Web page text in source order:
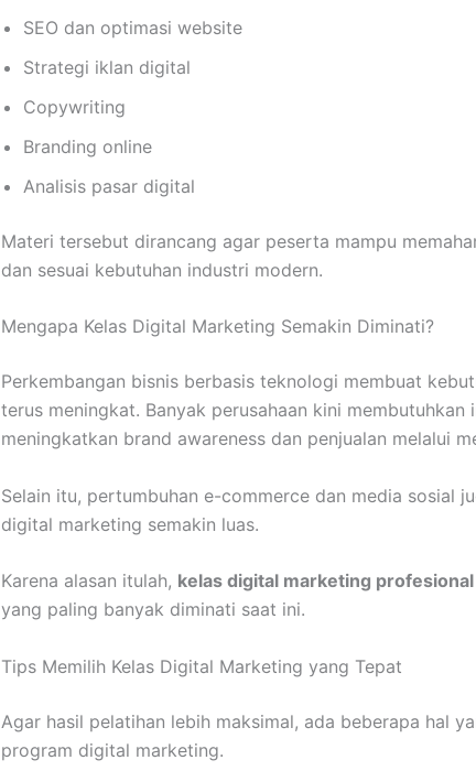
SEO dan optimasi website
Strategi iklan digital
Copywriting
Branding online
Analisis pasar digital
Materi tersebut dirancang agar peserta mampu
dan sesuai kebutuhan industri modern.
Mengapa Kelas Digital Marketing Semakin Diminati?
Perkembangan bisnis berbasis teknologi membuat
terus meningkat. Banyak perusahaan kini
meningkatkan brand awareness dan penjualan melalui
Selain itu, pertumbuhan e-commerce dan media sosial
digital marketing semakin luas.
Karena alasan itulah, kelas digital marketing profesional
yang paling banyak diminati saat ini.
Tips Memilih Kelas Digital Marketing yang Tepat
Agar hasil pelatihan lebih maksimal, ada beberapa hal
program digital marketing.